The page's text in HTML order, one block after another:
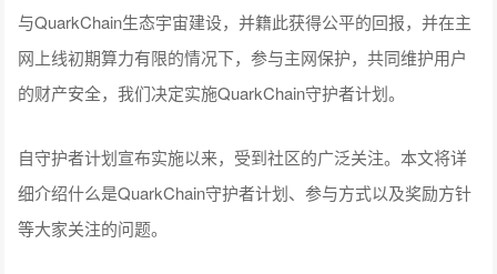
与QuarkChain生态宇宙建设，并籍此获得公平的回报，并在主
网上线初期算力有限的情况下，参与主网保护，共同维护用户
的财产安全，我们决定实施QuarkChain守护者计划。
自守护者计划宣布实施以来，受到社区的广泛关注。本文将详
细介绍什么是QuarkChain守护者计划、参与方式以及奖励方针
等大家关注的问题。